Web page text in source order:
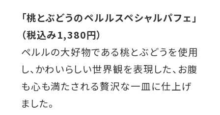
「桃とぶどうのペルルスペシャルパフェ」
（税込み1,380円）
ペルルの大好物である桃とぶどうを使用
し、かわいらしい世界観を表現した、お腹
も心も満たされる贅沢な一皿に仕上げ
ました。